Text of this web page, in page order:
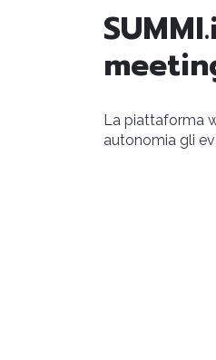
La piattaforma
autonomia gli